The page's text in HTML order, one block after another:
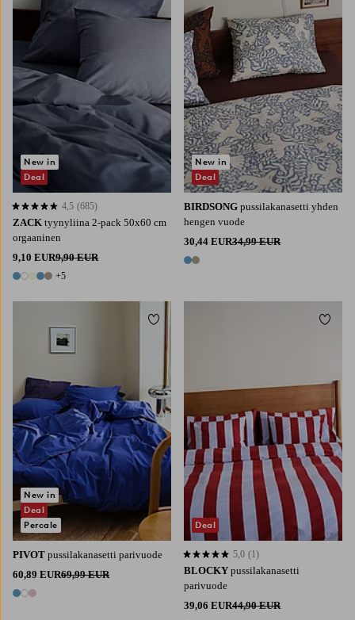
ZACK tyynyliina 2-pack 50x60 cm
orgaaninen
9,10 EUR9,90 EUR
10 värejä
+5
4,5 perustuen 685 arvosanaan
4,5 (685)
New in
Deal
BIRDSONG pussilakanasetti yhden
hengen vuode
30,44 EUR34,99 EUR
2 värejä
New in
Deal
PIVOT pussilakanasetti parivuode
60,89 EUR69,99 EUR
3 värejä
New in
Deal
Percale
Lisää suosikkeihin
BLOCKY pussilakanasetti
parivuode
39,06 EUR44,90 EUR
5,0 perustuen 1 arvosanaan
5,0 (1)
Deal
Lisää